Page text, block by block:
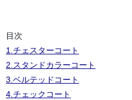
目次
1.チェスターコート
2.スタンドカラーコート
3.ベルテッドコート
4.チェックコート